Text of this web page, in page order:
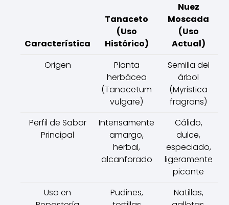
Característica
Tanaceto
(Uso
Histórico)
Nuez
Moscada
(Uso
Actual)
Origen
Planta
herbácea
(Tanacetum
vulgare)
Semilla del
árbol
(Myristica
fragrans)
Perfil de Sabor
Principal
Intensamente
amargo,
herbal,
alcanforado
Cálido,
dulce,
especiado,
ligeramente
picante
Uso en
Pudines,
Natillas,